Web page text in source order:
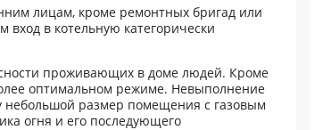
лицам, кроме ремонтных бригад или
в котельную категорически
проживающих в доме людей. Кроме
оптимальном режиме. Невыполнение
небольшой размер помещения с газовым
огня и его последующего